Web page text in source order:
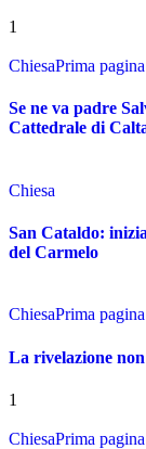
1
ChiesaPrima pagina
Se ne va padre
Cattedrale di
Chiesa
San Cataldo:
del Carmelo
ChiesaPrima pagina
La rivelazione
1
ChiesaPrima pagina